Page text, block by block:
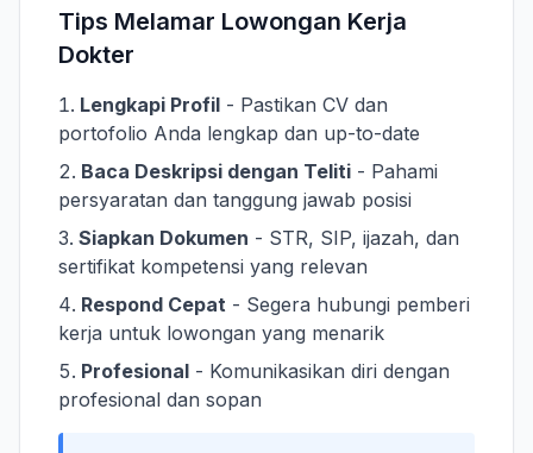
Tips Melamar Lowongan Kerja
Dokter
Lengkapi Profil - Pastikan CV dan
portofolio Anda lengkap dan up-to-date
Baca Deskripsi dengan Teliti - Pahami
persyaratan dan tanggung jawab posisi
Siapkan Dokumen - STR, SIP, ijazah, dan
sertifikat kompetensi yang relevan
Respond Cepat - Segera hubungi pemberi
kerja untuk lowongan yang menarik
Profesional - Komunikasikan diri dengan
profesional dan sopan